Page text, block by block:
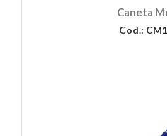
Caneta
Cod.: